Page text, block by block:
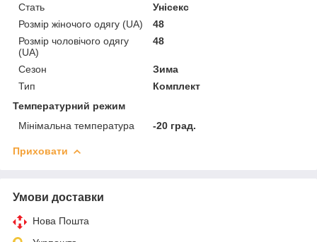
Стать
Унісекс
Розмір жіночого одягу (UA)
48
Розмір чоловічого одягу
(UA)
48
Сезон
Зима
Тип
Комплект
Температурний режим
Мінімальна температура
-20 град.
Приховати
Умови доставки
Нова Пошта